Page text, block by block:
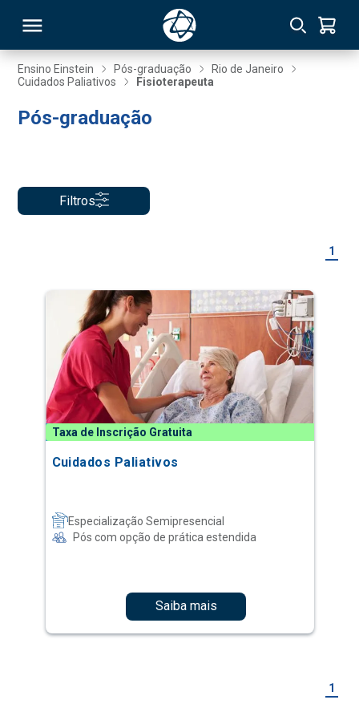
Ensino Einstein Pós-graduação
Rio de Janeiro
Cuidados Paliativos
Fisioterapeuta
Pós-graduação
Filtros
1
Taxa de Inscrição Gratuita
Cuidados Paliativos
Especialização Semipresencial
Pós com opção de prática estendida
Saiba mais
1